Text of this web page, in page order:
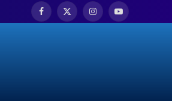
Facebook
X
InstagramYouTube